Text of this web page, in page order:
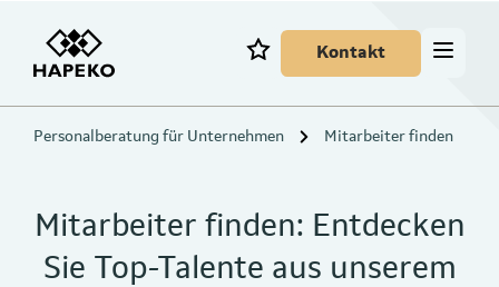
Kontakt
Personalberatung für Unternehmen Mitarbeiter finden
Mitarbeiter finden: Entdecken
Sie Top-Talente aus unserem